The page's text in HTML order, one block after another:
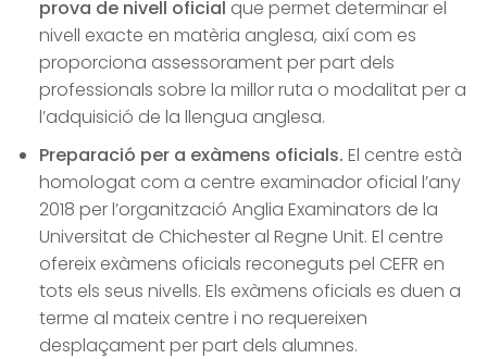
prova de nivell oficial que permet determinar el
nivell exacte en matèria anglesa, així com es
proporciona assessorament per part dels
professionals sobre la millor ruta o modalitat per a
l’adquisició de la llengua anglesa.
Preparació per a exàmens oficials. El centre està
homologat com a centre examinador oficial l’any
2018 per l’organització Anglia Examinators de la
Universitat de Chichester al Regne Unit. El centre
ofereix exàmens oficials reconeguts pel CEFR en
tots els seus nivells. Els exàmens oficials es duen a
terme al mateix centre i no requereixen
desplaçament per part dels alumnes.